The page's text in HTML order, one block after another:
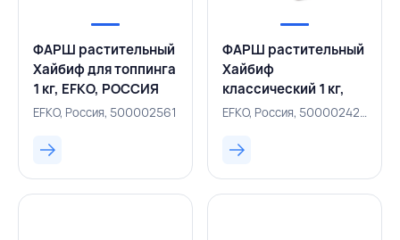
ФАРШ растительный
Хайбиф для топпинга
1 кг, EFKO, РОССИЯ
EFKO, Россия, 500002561
ФАРШ растительный
Хайбиф
классический 1 кг,
EFKO, РОССИЯ
EFKO, Россия, 500002420